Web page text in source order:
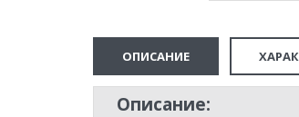
ОПИСАНИЕ
Описание: